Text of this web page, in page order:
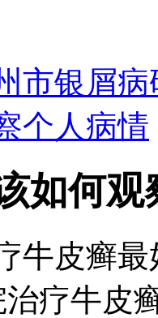
市银屑病
个人病情
如何观
牛皮癣
治疗牛皮